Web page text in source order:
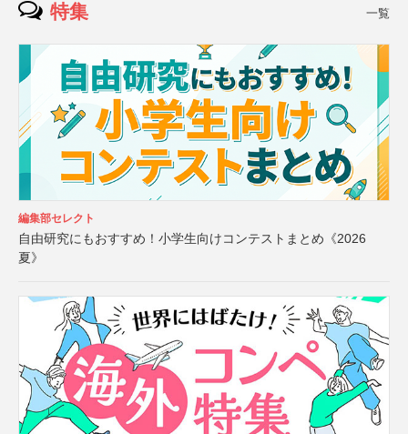
特集 一覧
編集部セレクト
自由研究にもおすすめ！小学生向けコンテストまとめ《2026
夏》